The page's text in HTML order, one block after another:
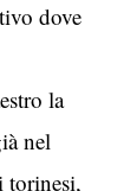
dove
la
nel
torinesi,